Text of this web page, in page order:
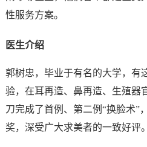
性服务方案。
医生介绍
郭树忠，毕业于有名的大学，有
验，在耳再造、鼻再造、生殖器
刀完成了首例、第二例“换脸术”
奖，深受广大求美者的一致好评。